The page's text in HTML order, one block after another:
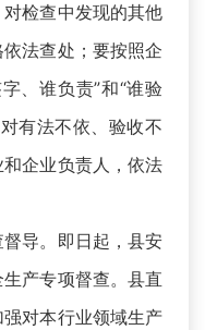
检查中发现的其他
法查处；要按照企
、谁负责”和“谁验
有法不依、验收不
企业负责人，依法
导。即日起，县安
产专项督查。县直
对本行业领域生产